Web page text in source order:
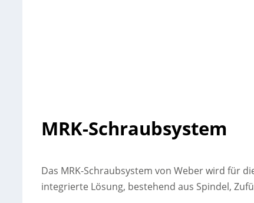
MRK-Schraubsystem
Das MRK-Schraubsystem von Weber wird für
integrierte Lösung, bestehend aus Spindel,